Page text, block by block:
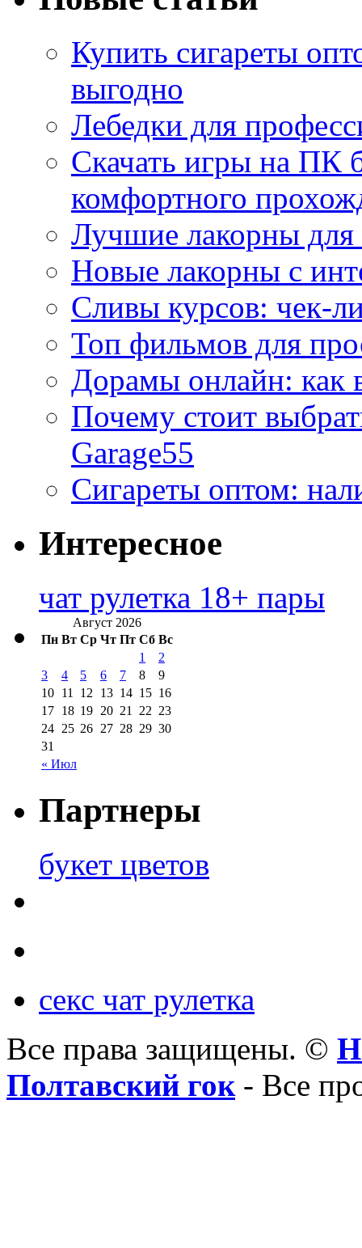
Купить сигареты
выгодно
Лебедки для
Скачать игры на ПК
комфортного
Лучшие лакорны для
Новые лакорны с
Сливы курсов: чек-
Топ фильмов для
Дорамы онлайн: как
Почему стоит
Garage55
Сигареты оптом:
Интересное
чат рулетка 18+ пары
Август 2026
Пн Вт Ср Чт Пт Сб Вс
« Июл
1
2
3
4 5 6 7 8
9
10 11 12 13 14 15 16
17 18 19 20 21 22 23
24 25 26 27 28 29 30
31
Партнеры
букет цветов
секс чат рулетка
Все права защищены. ©
Полтавский гок- Все